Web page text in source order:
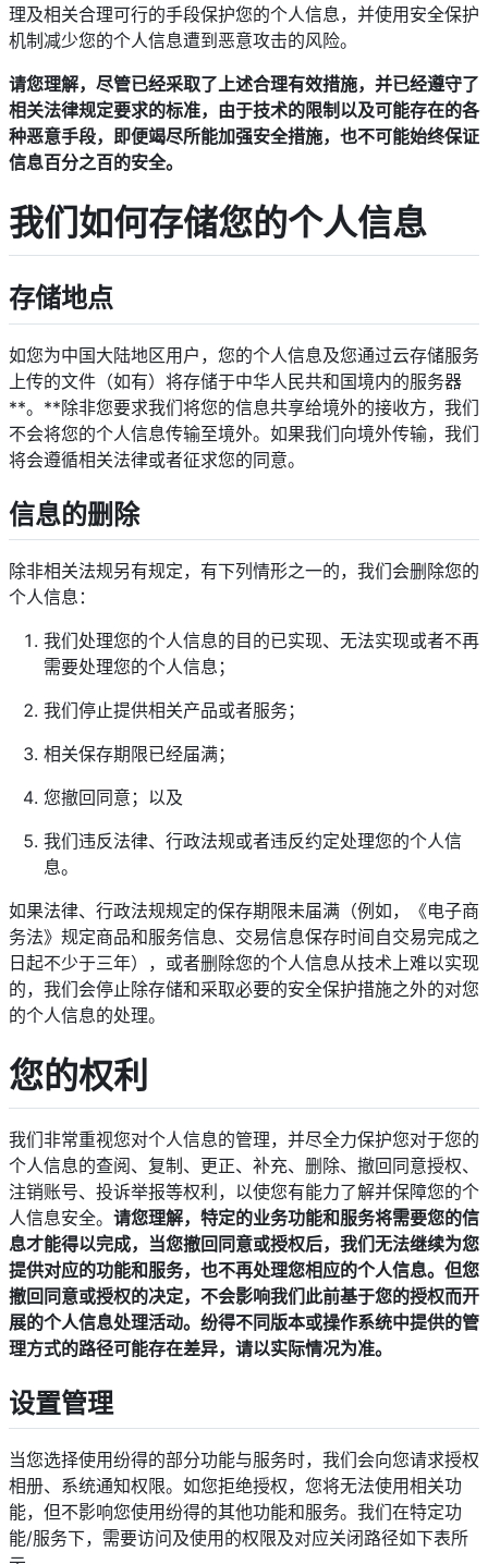
理及相关合理可行的手段保护您的个人信息，并使用安全保护
机制减少您的个人信息遭到恶意攻击的风险。
请您理解，尽管已经采取了上述合理有效措施，并已经遵守了
相关法律规定要求的标准，由于技术的限制以及可能存在的各
种恶意手段，即便竭尽所能加强安全措施，也不可能始终保证
信息百分之百的安全。
我们如何存储您的个人信息
存储地点
如您为中国大陆地区用户，您的个人信息及您通过云存储服务
上传的文件（如有）将存储于中华人民共和国境内的服务器
**。**除非您要求我们将您的信息共享给境外的接收方，我们
不会将您的个人信息传输至境外。如果我们向境外传输，我们
将会遵循相关法律或者征求您的同意。
信息的删除
除非相关法规另有规定，有下列情形之一的，我们会删除您的
个人信息：
我们处理您的个人信息的目的已实现、无法实现或者不再
需要处理您的个人信息；
我们停止提供相关产品或者服务；
相关保存期限已经届满；
您撤回同意；以及
我们违反法律、行政法规或者违反约定处理您的个人信
息。
如果法律、行政法规规定的保存期限未届满（例如，《电子商
务法》规定商品和服务信息、交易信息保存时间自交易完成之
日起不少于三年），或者删除您的个人信息从技术上难以实现
的，我们会停止除存储和采取必要的安全保护措施之外的对您
的个人信息的处理。
您的权利
我们非常重视您对个人信息的管理，并尽全力保护您对于您的
个人信息的查阅、复制、更正、补充、删除、撤回同意授权、
注销账号、投诉举报等权利，以使您有能力了解并保障您的个
人信息安全。 请您理解，特定的业务功能和服务将需要您的信
息才能得以完成，当您撤回同意或授权后，我们无法继续为您
提供对应的功能和服务，也不再处理您相应的个人信息。但您
撤回同意或授权的决定，不会影响我们此前基于您的授权而开
展的个人信息处理活动。纷得不同版本或操作系统中提供的管
理方式的路径可能存在差异，请以实际情况为准。
设置管理
当您选择使用纷得的部分功能与服务时，我们会向您请求授权
相册、系统通知权限。如您拒绝授权，您将无法使用相关功
能，但不影响您使用纷得的其他功能和服务。我们在特定功
能/服务下，需要访问及使用的权限及对应关闭路径如下表所